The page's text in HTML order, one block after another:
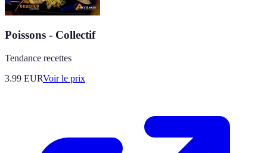
Poissons - Collectif
Tendance recettes
3.99 EURVoir le prix